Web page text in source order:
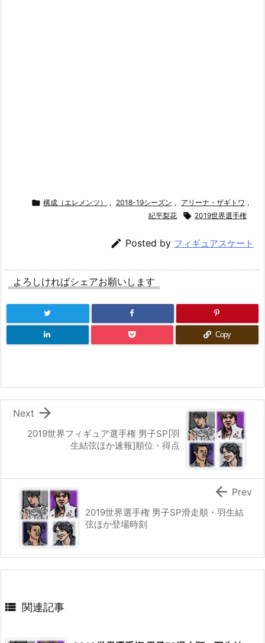
 構成（エレメンツ） , 2018-19シーズン , アリーナ・ザギトワ ,
紀平梨花
 2019世界選手権
 Posted by フィギュアスケート
よろしければシェアお願いします
Copy
2019世界フィギュア選手権 男子SP[羽
生結弦ほか速報]順位・得点

Next
2019世界選手権 男子SP滑走順・羽生結
弦ほか登場時刻
 Prev
 関連記事